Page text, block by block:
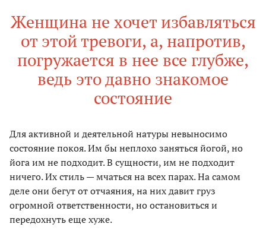
Женщина не хочет избавляться
от этой тревоги, а, напротив,
погружается в нее все глубже,
ведь это давно знакомое
состояние
Для активной и деятельной натуры невыносимо
состояние покоя. Им бы неплохо заняться йогой, но
йога им не подходит. В сущности, им не подходит
ничего. Их стиль — мчаться на всех парах. На самом
деле они бегут от отчаяния, на них давит груз
огромной ответственности, но остановиться и
передохнуть еще хуже.